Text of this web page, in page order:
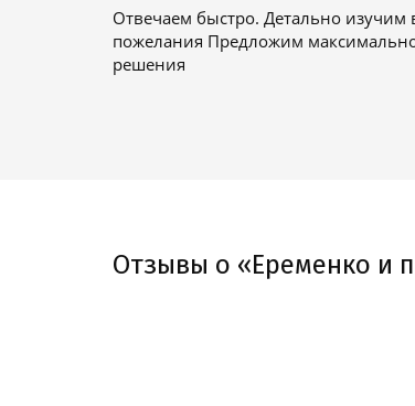
Отвечаем быстро. Детально изучим
пожелания Предложим
решения
Отзывы о «Еременко и